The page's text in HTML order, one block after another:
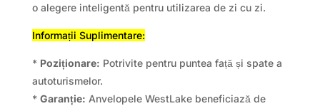
o alegere inteligentă pentru utilizarea de zi cu zi.
Informații Suplimentare:
* Poziționare: Potrivite pentru puntea față și spate a
autoturismelor.
* Garanție: Anvelopele WestLake beneficiază de